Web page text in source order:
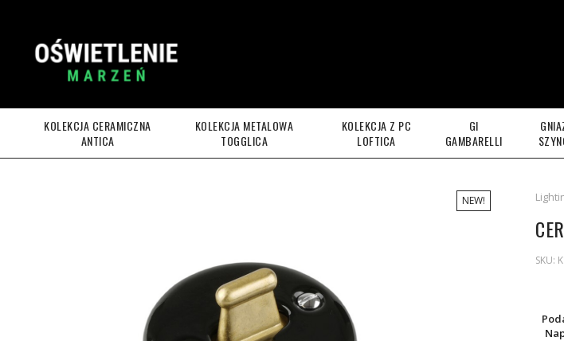
KOLEKCJA CERAMICZNA
ANTICA
KOLEKCJA METALOWA
TOGGLICA
KOLEKCJA Z PC
LOFTICA
GI
GAMBARELLI
NEW!
SKU: